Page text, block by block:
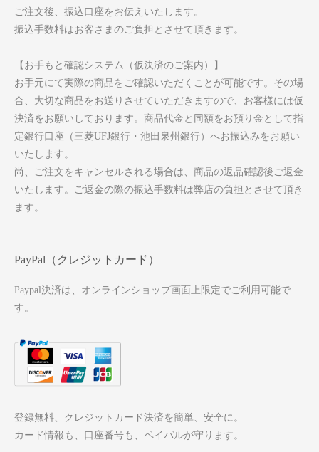
ご注文後、振込口座をお伝えいたします。
振込手数料はお客さまのご負担とさせて頂きます。
【お手もと確認システム（仮決済のご案内）】
お手元にて実際の商品をご確認いただくことが可能です。その場
合、大切な商品をお送りさせていただきますので、お客様には仮
決済をお願いしております。商品代金と同額をお預り金として指
定銀行口座（三菱UFJ銀行・池田泉州銀行）へお振込みをお願い
いたします。
尚、ご注文をキャンセルされる場合は、商品の返品確認後ご返金
いたします。ご返金の際の振込手数料は弊店の負担とさせて頂き
ます。
PayPal（クレジットカード）
Paypal決済は、オンラインショップ画面上限定でご利用可能で
す。
登録無料、クレジットカード決済を簡単、安全に。
カード情報も、口座番号も、ペイパルが守ります。